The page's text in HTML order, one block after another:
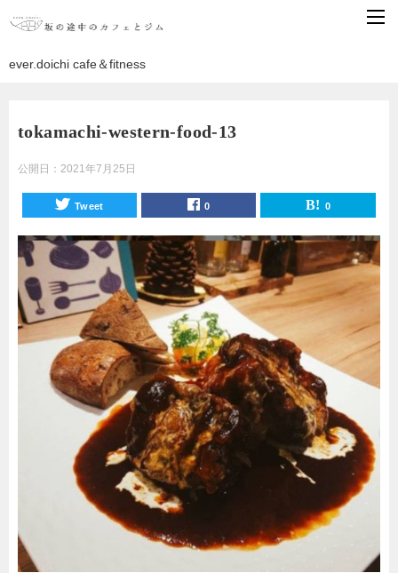
ever.doichi cafe＆fitness
tokamachi-western-food-13
公開日： 2021年7月25日
Tweet 0 0